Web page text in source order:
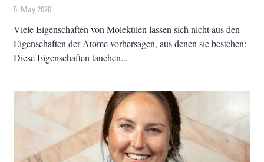
5. May 2026
Viele Eigenschaften von Molekülen lassen sich nicht aus den
Eigenschaften der Atome vorhersagen, aus denen sie bestehen:
Diese Eigenschaften tauchen